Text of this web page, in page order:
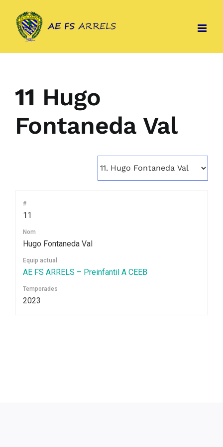
content
11 Hugo
Fontaneda Val
#
11
Nom
Hugo Fontaneda Val
Equip actual
AE FS ARRELS – Preinfantil A CEEB
Temporades
2023